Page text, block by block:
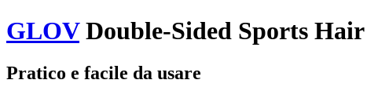
GLOVDouble-Sided Sports
Pratico e facile da usare